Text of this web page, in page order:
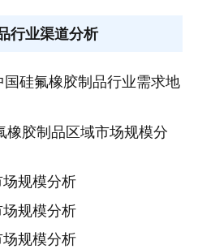
行业渠道分析
硅氟橡胶制品行业需求地
胶制品区域市场规模分
规模分析
规模分析
规模分析